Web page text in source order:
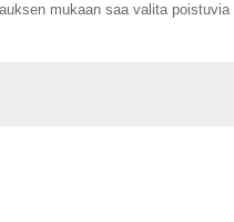
mukaan saa valita poistuvia